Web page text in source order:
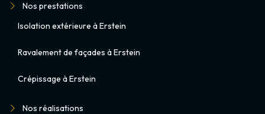
Nos prestations
Isolation extérieure à Erstein
Ravalement de façades à Erstein
Crépissage à Erstein
Nos réalisations